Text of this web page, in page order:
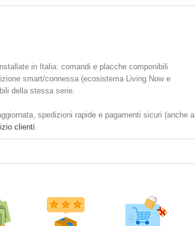
in Italia: comandi e placche componibili
smart/connessa (ecosistema Living Now e
della stessa serie.
spedizioni rapide e pagamenti sicuri (anche a
clienti.